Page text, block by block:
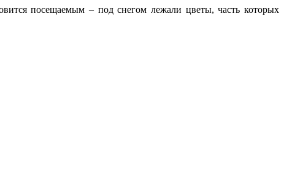
посещаемым – под снегом лежали цветы, часть которых